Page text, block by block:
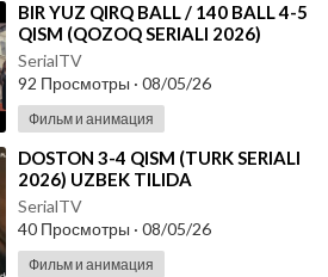
⁣⁣BIR YUZ QIRQ BALL / 140 BALL 4-5
QISM (QOZOQ SERIALI 2026)
UZBEK TILIDA
SerialTV
92 Просмотры · 08/05/26
Фильм и анимация
⁣DOSTON 3-4 QISM (TURK SERIALI
2026) UZBEK TILIDA
SerialTV
40 Просмотры · 08/05/26
Фильм и анимация